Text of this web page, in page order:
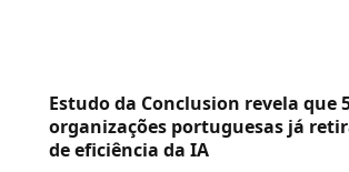
Estudo da Conclusion revela que
organizações portuguesas já
de eficiência da IA